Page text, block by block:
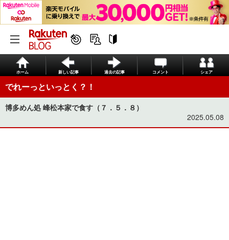
ホーム 新しい記事 過去の記事 コメント シェア
でれーっといっとく？！
博多めん処 峰松本家で食す（７．５．８）
2025.05.08